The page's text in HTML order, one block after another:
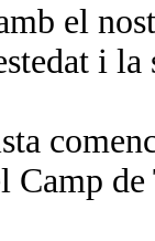
el
i
Camp